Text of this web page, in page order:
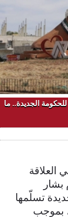
الجديدة.. ما
العلاقة
تسلّمها
بموجب